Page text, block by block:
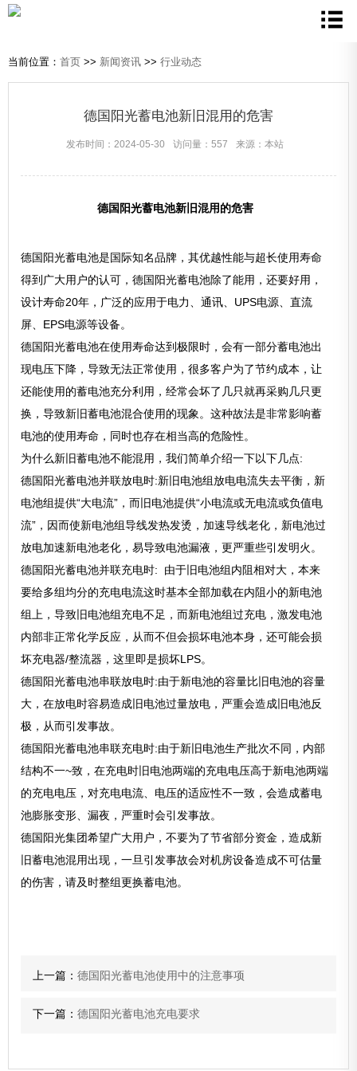
当前位置： 首页 >> 新闻资讯 >> 行业动态
德国阳光蓄电池新旧混用的危害
发布时间：2024-05-30 访问量：557 来源：本站
德国阳光蓄电池新旧混用的危害
德国阳光蓄电池是国际知名品牌，其优越性能与超长使用寿命
得到广大用户的认可，德国阳光蓄电池除了能用，还要好用，
设计寿命20年，广泛的应用于电力、通讯、UPS电源、直流
屏、EPS电源等设备。
德国阳光蓄电池在使用寿命达到极限时，会有一部分蓄电池出
现电压下降，导致无法正常使用，很多客户为了节约成本，让
还能使用的蓄电池充分利用，经常会坏了几只就再采购几只更
换，导致新旧蓄电池混合使用的现象。这种故法是非常影响蓄
电池的使用寿命，同时也存在相当高的危险性。
为什么新旧蓄电池不能混用，我们简单介绍一下以下几点:
德国阳光蓄电池并联放电时:新旧电池组放电电流失去平衡，新
电池组提供“大电流”，而旧电池提供“小电流或无电流或负值电
流”，因而使新电池组导线发热发烫，加速导线老化，新电池过
放电加速新电池老化，易导致电池漏液，更严重些引发明火。
德国阳光蓄电池并联充电时: 由于旧电池组内阻相对大，本来
要给多组均分的充电电流这时基本全部加载在内阻小的新电池
组上，导致旧电池组充电不足，而新电池组过充电，激发电池
内部非正常化学反应，从而不但会损坏电池本身，还可能会损
坏充电器/整流器，这里即是损坏LPS。
德国阳光蓄电池串联放电时:由于新电池的容量比旧电池的容量
大，在放电时容易造成旧电池过量放电，严重会造成旧电池反
极，从而引发事故。
德国阳光蓄电池串联充电时:由于新旧电池生产批次不同，内部
结构不一~致，在充电时旧电池两端的充电电压高于新电池两端
的充电电压，对充电电流、电压的适应性不一致，会造成蓄电
池膨胀变形、漏夜，严重时会引发事故。
德国阳光集团希望广大用户，不要为了节省部分资金，造成新
旧蓄电池混用出现，一旦引发事故会对机房设备造成不可估量
的伤害，请及时整组更换蓄电池。
上一篇：德国阳光蓄电池使用中的注意事项
下一篇：德国阳光蓄电池充电要求